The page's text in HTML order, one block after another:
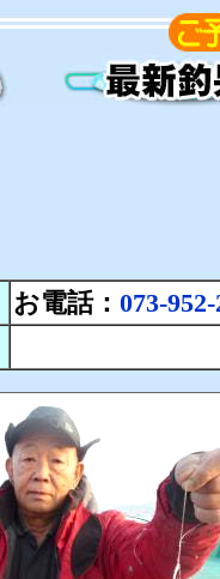
お電話： 073-